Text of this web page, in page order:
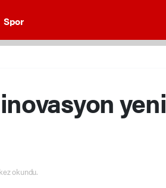
Spor
yeni
okundu.